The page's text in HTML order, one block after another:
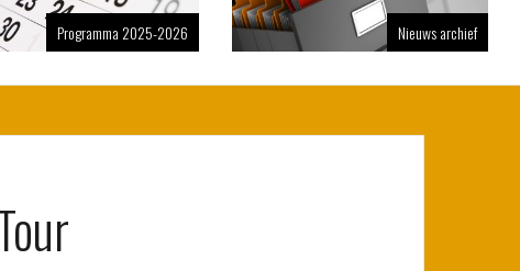
Programma 2025-2026 Nieuws archief